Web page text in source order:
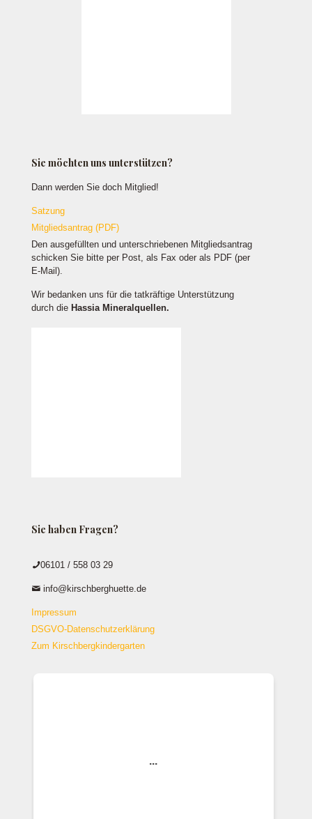
Sie möchten uns unterstützen?
Dann werden Sie doch Mitglied!
Satzung
Mitgliedsantrag (PDF)
Den ausgefüllten und unterschriebenen Mitgliedsantrag
schicken Sie bitte per Post, als Fax oder als PDF (per
E-Mail).
Wir bedanken uns für die tatkräftige Unterstützung
durch die Hassia Mineralquellen.
Sie haben Fragen?
06101 / 558 03 29
info@kirschberghuette.de
Impressum
DSGVO-Datenschutzerklärung
Zum Kirschbergkindergarten